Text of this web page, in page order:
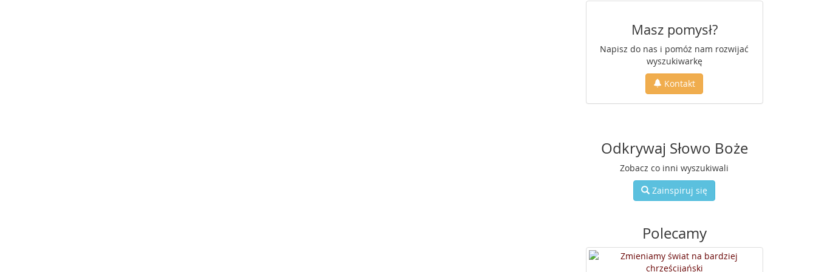
Masz pomysł?
Napisz do nas i pomóż nam rozwijać
wyszukiwarkę
Kontakt
Odkrywaj Słowo Boże
Zobacz co inni wyszukiwali
Zainspiruj się
Polecamy